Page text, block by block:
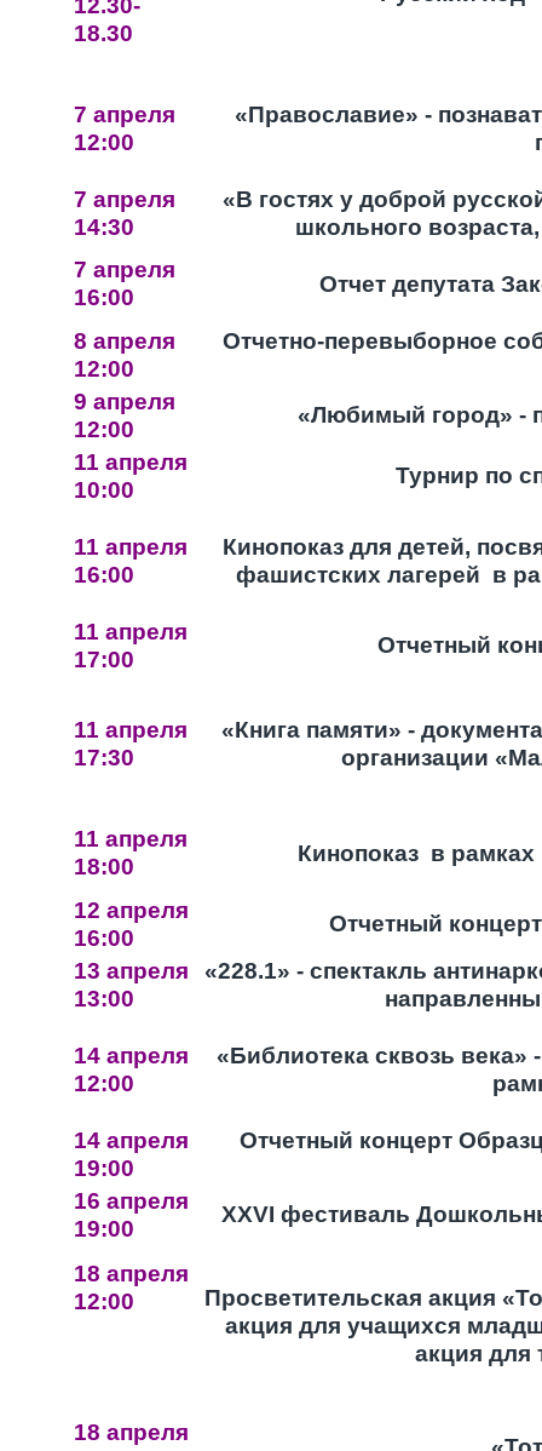
12.30-
18.30
7 апреля
12:00
«Православие» -
7 апреля
14:30
«В гостях у доброй
школьного
7 апреля
16:00
Отчет депутата
8 апреля
12:00
Отчетно-перевыборное
9 апреля
12:00
«Любимый город» -
11 апреля
10:00
Турнир по
11 апреля
16:00
Кинопоказ для детей,
фашистских лагерей в
11 апреля
17:00
Отчетный
11 апреля
17:30
«Книга памяти» -
организации
11 апреля
18:00
Кинопоказ в рамках
12 апреля
16:00
Отчетный
13 апреля
13:00
«228.1» - спектакль
14 апреля
12:00
«Библиотека сквозь века»
14 апреля
19:00
Отчетный концерт
16 апреля
19:00
XXVI фестиваль
18 апреля
12:00
Просветительская акция
акция для учащихся
акция для
18 апреля